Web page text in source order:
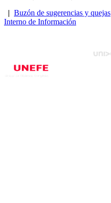
| Buzón de sugerencias y quejas
Interno de Información